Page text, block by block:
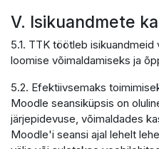
V. Isikuandmete
5.1. TTK töötleb
loomise võimaldamiseks ja
5.2. Efektiivsemaks
Moodle seansiküpsis on
järjepidevuse, võimaldades
Moodle'i seansi ajal lehelt